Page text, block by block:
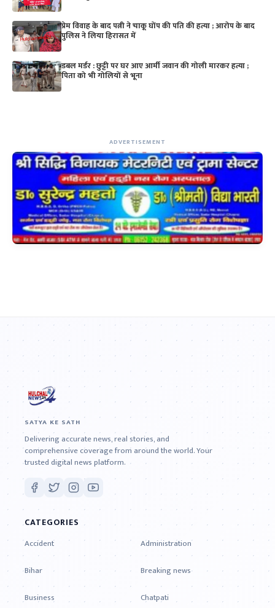
प्रेम विवाह के बाद पत्नी ने चाकू घोंप की पति की हत्या ; आरोप के बाद
पुलिस ने लिया हिरासत में
डबल मर्डर : छुट्टी पर घर आए आर्मी जवान की गोली मारकर हत्या ;
पिता को भी गोलियों से भूना
ADVERTISEMENT
SATYA KE SATH
Delivering accurate news, real stories, and
comprehensive coverage from around the world. Your
trusted digital news platform.
CATEGORIES
Accident
Administration
Bihar
Breaking news
Business
Chatpati